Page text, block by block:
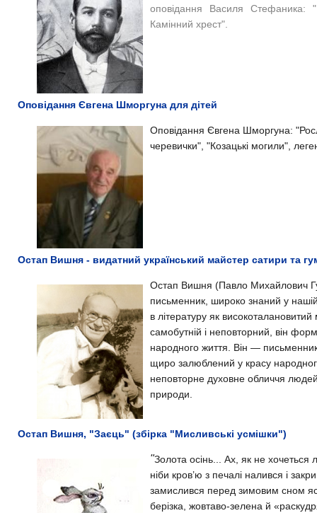
оповідання Василя Стефаника:
Камінний хрест".
Оповідання Євгена Шморгуна для дітей
Оповідання Євгена Шморгуна:
черевички", "Козацькі могили",
Остап Вишня - видатний український майстер сатири та
Остап Вишня (Павло Михайлович
письменник, широко знаний у
в літературу як
самобутній і неповторний, він
народного життя. Він —
щиро залюблений у красу
неповторне духовне обличчя
природи.
Остап Вишня, "Заєць" (збірка "Мисливські усмішки")
"Золота осінь... Ах, як не хочеться
ніби кров’ю з печалі налився і
замислився перед зимовим сном
берізка, жовтаво-зелена й